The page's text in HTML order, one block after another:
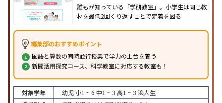
誰もが知っている「学研教室」。小学生は同じ教
材を最低2回くり返すことで定着を図る
編集部のおすすめポイント
国語と算数の同時並行授業で学力の土台を養う
新聞活用探究コース、科学教室に対応する教室も！
対象学年 幼児 小1 ~ 6 中1 ~ 3 高1 ~ 3 浪人生